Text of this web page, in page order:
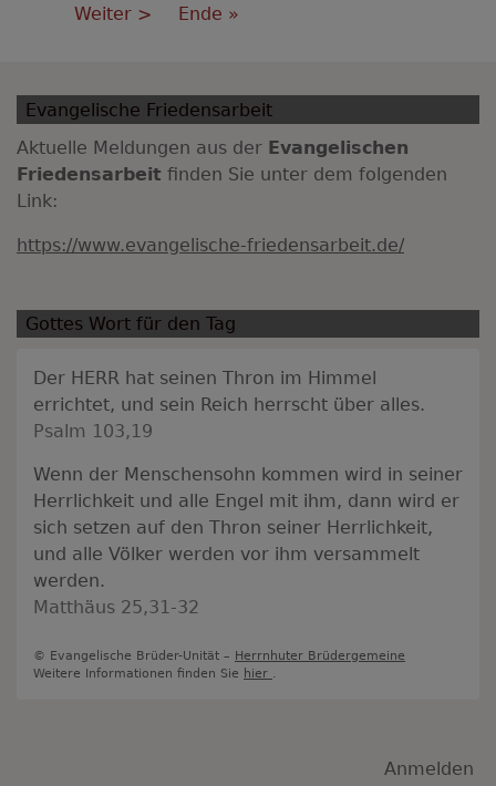
Seite
Nächste
Weiter >
Last
Ende »
Evangelische Friedensarbeit
Aktuelle Meldungen aus der Evangelischen
Friedensarbeit finden Sie unter dem folgenden
Link:
https://www.evangelische-friedensarbeit.de/
Gottes Wort für den Tag
Der HERR hat seinen Thron im Himmel
errichtet, und sein Reich herrscht über alles.
Psalm 103,19
Wenn der Menschensohn kommen wird in seiner
Herrlichkeit und alle Engel mit ihm, dann wird er
sich setzen auf den Thron seiner Herrlichkeit,
und alle Völker werden vor ihm versammelt
werden.
Matthäus 25,31-32
© Evangelische Brüder-Unität – Herrnhuter Brüdergemeine
Weitere Informationen finden Sie hier .
Anmelden